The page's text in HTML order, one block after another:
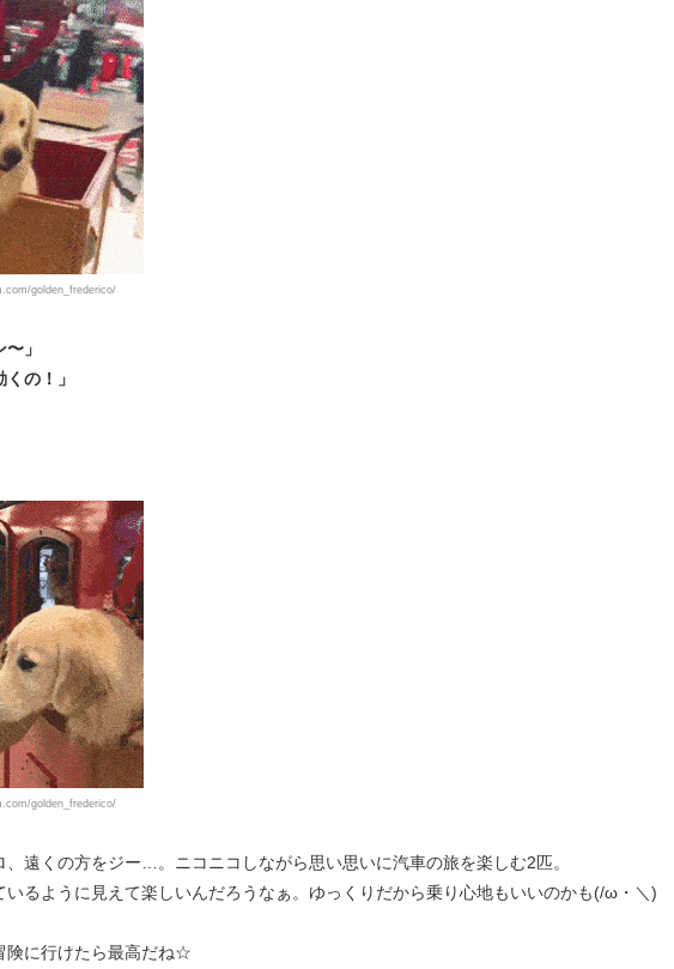
golden_frederico/
」
くの！」
golden_frederico/
、遠くの方をジー…。ニコニコしながら思い思いに汽車の旅を楽しむ2匹。
いるように見えて楽しいんだろうなぁ。ゆっくりだから乗り心地もいいのかも(/ω・＼)
険に行けたら最高だね☆